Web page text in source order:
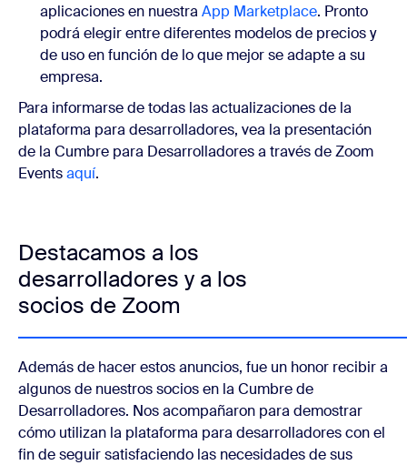
aplicaciones en nuestra App Marketplace. Pronto
podrá elegir entre diferentes modelos de precios y
de uso en función de lo que mejor se adapte a su
empresa.
Para informarse de todas las actualizaciones de la
plataforma para desarrolladores, vea la presentación
de la Cumbre para Desarrolladores a través de Zoom
Eventsaquí.
Destacamos a los
desarrolladores y a los
socios de Zoom
Además de hacer estos anuncios, fue un honor recibir a
algunos de nuestros socios en la Cumbre de
Desarrolladores. Nos acompañaron para demostrar
cómo utilizan la plataforma para desarrolladores con el
fin de seguir satisfaciendo las necesidades de sus